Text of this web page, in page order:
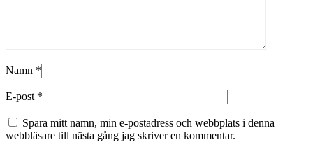
Namn *
E-post *
Spara mitt namn, min e-postadress och webbplats i denna
webbläsare till nästa gång jag skriver en kommentar.